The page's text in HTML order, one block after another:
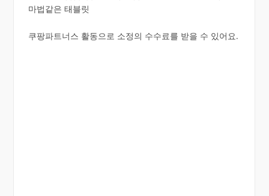
마법같은 태블릿
쿠팡파트너스 활동으로 소정의 수수료를 받을 수 있어요.